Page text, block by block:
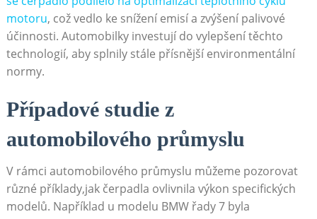
motoru, což‍ vedlo ke snížení emisí a zvýšení​ palivové
účinnosti. Automobilky ⁣investují do vylepšení těchto
technologií, aby​ splnily stále přísnější environmentální​
normy.
Případové studie z
automobilového průmyslu
V⁢ rámci ⁢automobilového průmyslu ⁣můžeme pozorovat
různé příklady,jak‍ čerpadla ovlivnila výkon specifických
modelů. Například‌ u modelu⁣ BMW řady​ 7⁢ byla